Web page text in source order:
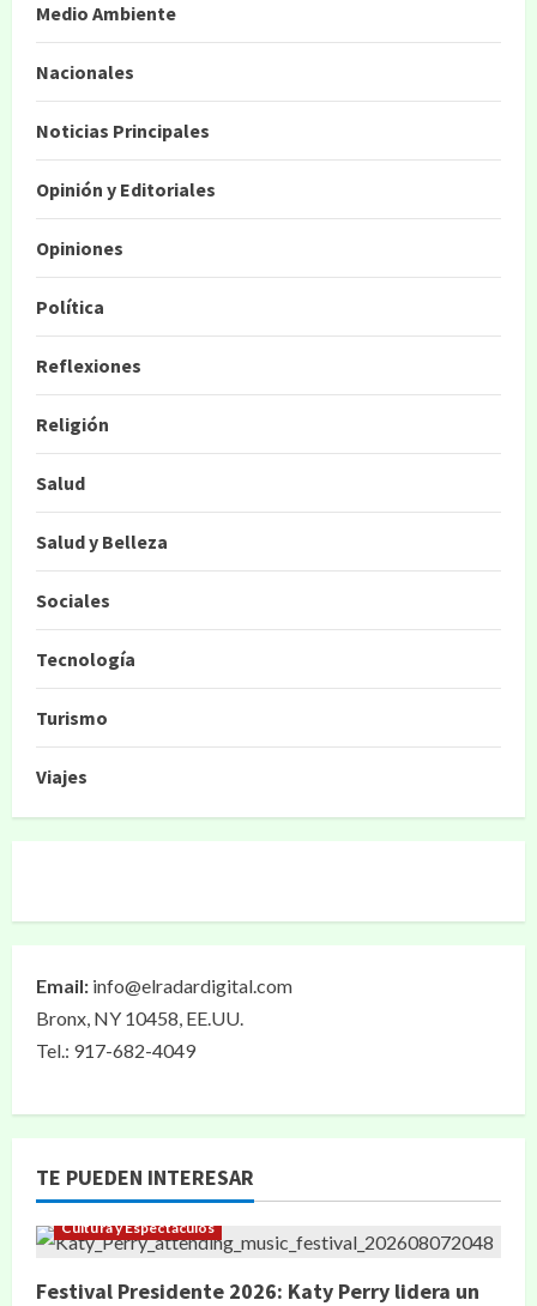
Medio Ambiente
Nacionales
Noticias Principales
Opinión y Editoriales
Opiniones
Política
Reflexiones
Religión
Salud
Salud y Belleza
Sociales
Tecnología
Turismo
Viajes
Email: info@elradardigital.com
Bronx, NY 10458, EE.UU.
Tel.: 917-682-4049
TE PUEDEN INTERESAR
Cultura y Espectáculos
Festival Presidente 2026: Katy Perry lidera un